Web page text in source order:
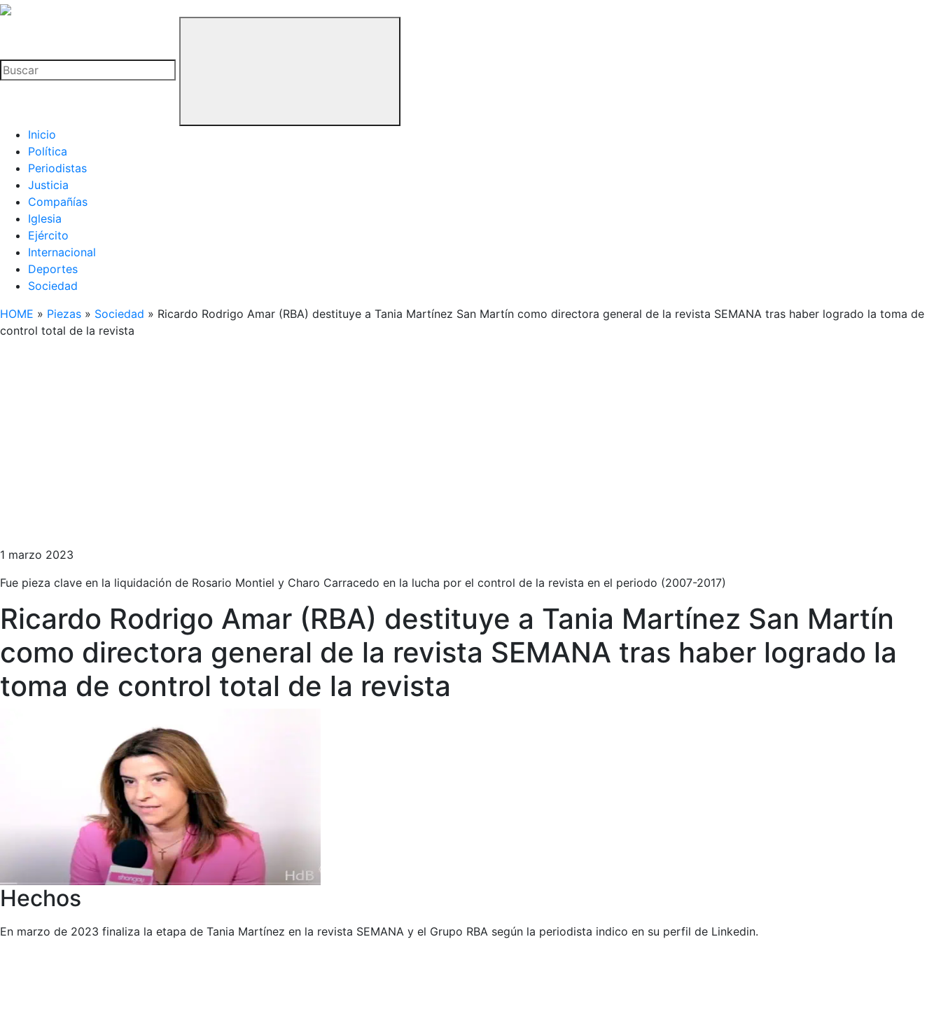
La
Buitre
Inicio
Política
Periodistas
Justicia
Compañías
Iglesia
Ejército
Internacional
Deportes
Sociedad
HOME » Piezas » Sociedad » Ricardo Rodrigo Amar (RBA) destituye a Tania Martínez San Martín como directora general de la revista SEMANA tras haber logrado la toma de
control total de la revista
1 marzo 2023
Fue pieza clave en la liquidación de Rosario Montiel y Charo Carracedo en la lucha por el control de la revista en el periodo (2007-2017)
Ricardo Rodrigo Amar (RBA) destituye a Tania Martínez San Martín
como directora general de la revista SEMANA tras haber logrado la
toma de control total de la revista
Hechos
En marzo de 2023 finaliza la etapa de Tania Martínez en la revista SEMANA y el Grupo RBA según la periodista indico en su perfil de Linkedin.